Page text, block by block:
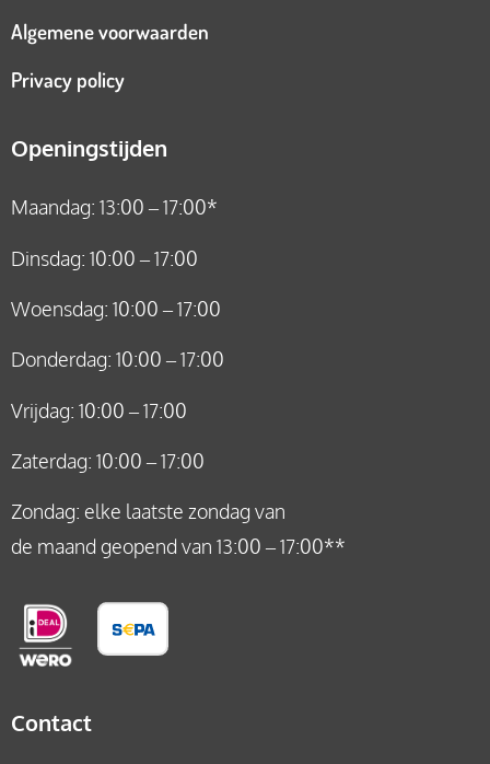
Algemene voorwaarden
Privacy policy
Openingstijden
Maandag: 13:00 – 17:00*
Dinsdag: 10:00 – 17:00
Woensdag: 10:00 – 17:00
Donderdag: 10:00 – 17:00
Vrijdag: 10:00 – 17:00
Zaterdag: 10:00 – 17:00
Zondag: elke laatste zondag van
de maand geopend van 13:00 – 17:00**
Contact